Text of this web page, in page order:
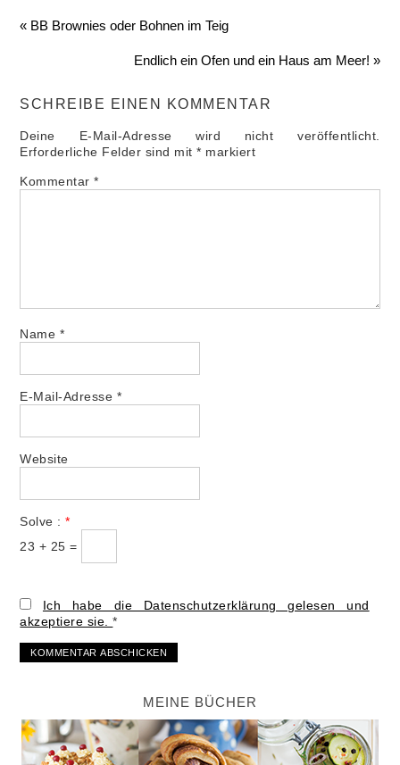
« BB Brownies oder Bohnen im Teig
Endlich ein Ofen und ein Haus am Meer! »
SCHREIBE EINEN KOMMENTAR
Deine E-Mail-Adresse wird nicht veröffentlicht.
Erforderliche Felder sind mit* markiert
Kommentar*
Name *
E-Mail-Adresse *
Website
Solve :*
23 + 25 =
Ich habe die Datenschutzerklärung gelesen und
akzeptiere sie.*
MEINE BÜCHER